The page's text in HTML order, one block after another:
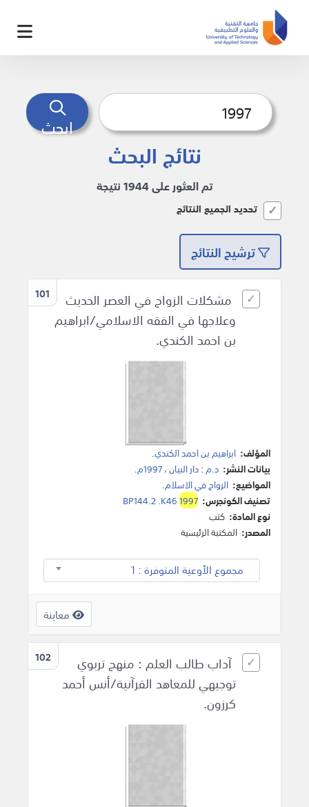
ابحث
نتائج البحث
تم العثور على 1944 نتيجة
تحديد الجميع النتائج
ترشيح النتائج
101
مشكلات الزواج في العصر الحديث
وعلاجها في الفقه الاسلامي/ابراهيم
بن احمد الكندي.
المؤلف: ابراهيم بن احمد الكندي.
بيانات النشر: د.م:دار البيان،1997م .
المواضيع: الزواج في الاسلام.
تصنيف الكونجرس:
BP144.2 .K461997
نوع المادة: كتب
المصدر: المكتبة الرئيسية
مجموع الأوعية المتوفرة : 1
معاينة
102
آداب طالب العلم : منهج تربوي
توجيهي للمعاهد القرآنية/أنس أحمد
كرزون.